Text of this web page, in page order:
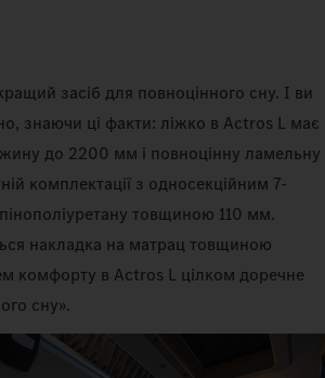
засіб для повноцінного сну. І ви
знаючи ці факти: ліжко в Actros L має
до 2200 мм і повноцінну ламельну
комплектації з односекційним 7-
товщиною 110 мм.
накладка на матрац товщиною
комфорту в Actros L цілком доречне
сну».